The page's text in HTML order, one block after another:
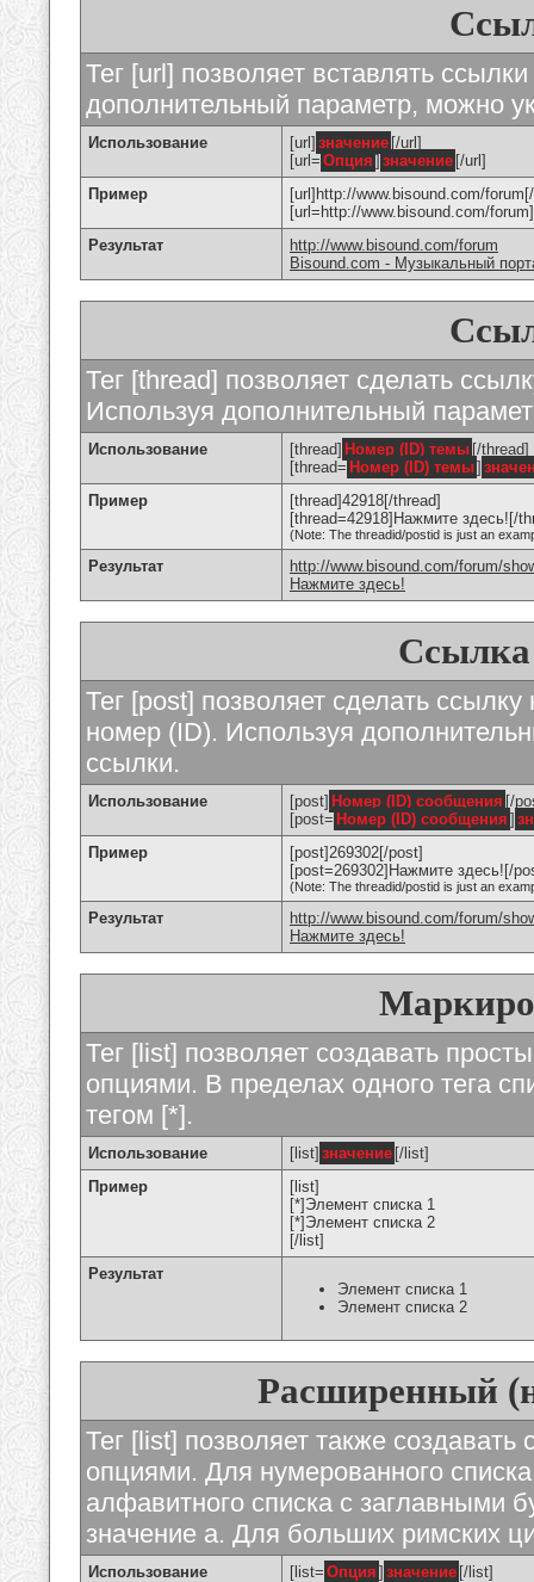
Тег [url] позволяет вставлять
дополнительный параметр, можно
Использование [url] значение [/url]
[url= Опция ] значение [/url]
Пример
[url]http://www.bisound.com/
[url=http://www.bisound.com/
Результат
http://www.bisound.com/forum
Bisound.com - Музыкальный
Тег [thread] позволяет сделать
Используя дополнительный
Использование [thread] Номер (ID) темы [/thread]
[thread= Номер (ID) темы]
Пример
[thread]42918[/thread]
[thread=42918]Нажмите здесь![/
(Note: The threadid/postid is just an
Результат
http://www.bisound.com/forum/
Нажмите здесь!
Ссылка
Тег [post] позволяет сделать
номер (ID). Используя
ссылки.
Использование [post] Номер (ID) сообщения [/
[post= Номер (ID) сообщения ]
Пример
[post]269302[/post]
[post=269302]Нажмите здесь![/
(Note: The threadid/postid is just an
Результат
http://www.bisound.com/forum/
Нажмите здесь!
Тег [list] позволяет создавать
опциями. В пределах одного тега
тегом [*].
Использование [list] значение [/list]
Пример
[list]
[*]Элемент списка 1
[*]Элемент списка 2
[/list]
Результат
Элемент списка 1
Элемент списка 2
Расширенный
Тег [list] позволяет также
опциями. Для нумерованного
алфавитного списка с заглавными
значение а. Для больших римских
Использование [list= Опция ] значение [/list]